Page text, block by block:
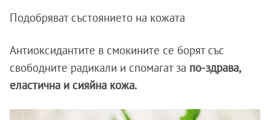
Подобряват състоянието на кожата
Антиоксидантите в смокините се борят със
свободните радикали и спомагат за по-здрава,
еластична и сияйна кожа.